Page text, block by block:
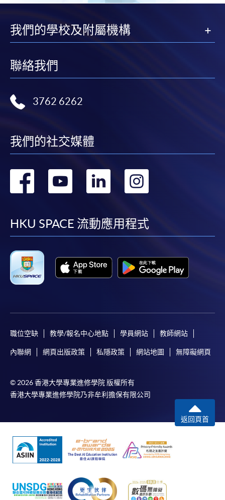
我們的學校及附屬機構
聯絡我們
3762 6262
我們的社交媒體
轉
facebook
轉
youtube
轉
linkedin
轉
HKU SPACE 流動應用程式
職位空缺 教學/報名中心地點 學員網站 教師網站
內聯網 網頁出版政策 私隱政策 網站地圖 無障礙網頁
© 2026 香港大學專業進修學院 版權所有
香港大學專業進修學院乃非牟利擔保有限公司
返回頁首